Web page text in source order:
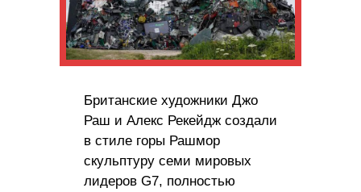
Британские художники Джо
Раш и Алекс Рекейдж создали
в стиле горы Рашмор
скульптуру семи мировых
лидеров G7, полностью